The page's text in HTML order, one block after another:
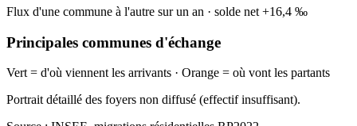
Flux d'une commune à l'autre sur un an · solde net +16,4 ‰
Principales communes d'échange
Vert = d'où viennent les arrivants · Orange = où vont les partants
Portrait détaillé des foyers non diffusé (effectif insuffisant).